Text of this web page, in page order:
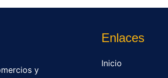
y
Enlaces
Inicio